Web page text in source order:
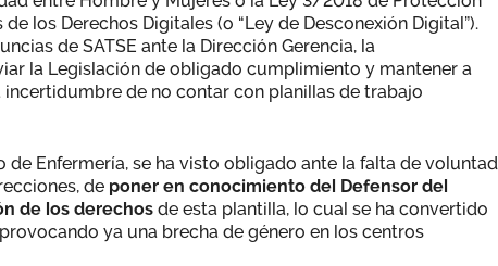
los Derechos Digitales (o “Ley de Desconexión Digital”).
de SATSE ante la Dirección Gerencia, la
la Legislación de obligado cumplimiento y mantener a
de no contar con planillas de trabajo
de Enfermería, se ha visto obligado ante la falta de voluntad
de poner en conocimiento del Defensor del
de los derechos de esta plantilla, lo cual se ha convertido
ya una brecha de género en los centros